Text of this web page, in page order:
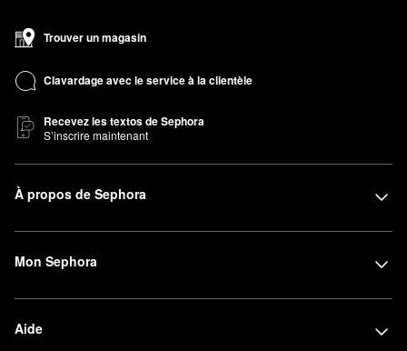
Trouver un magasin
Clavardage avec le service à la clientèle
Recevez les textos de Sephora
S’inscrire maintenant
À propos de Sephora
Mon Sephora
Aide